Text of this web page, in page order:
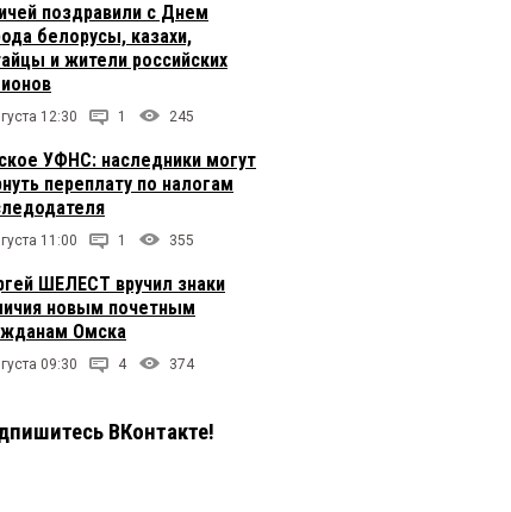
поздравили с Днем
белорусы, казахи,
и жители российских
12:30 1 245
УФНС: наследники могут
переплату по налогам
11:00 1 355
ШЕЛЕСТ вручил знаки
новым почетным
Омска
09:30 4 374
ВКонтакте!